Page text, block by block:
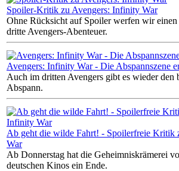
Spoiler-Kritik zu Avengers: Infinity War
Ohne Rücksicht auf Spoiler werfen wir
dritte Avengers-Abenteuer.
Avengers: Infinity War - Die Abspannszene
Auch im dritten Avengers gibt es wieder den
Abspann.
Ab geht die wilde Fahrt! - Spoilerfreie Kritik
War
Ab Donnerstag hat die Geheimniskrämerei
deutschen Kinos ein Ende.